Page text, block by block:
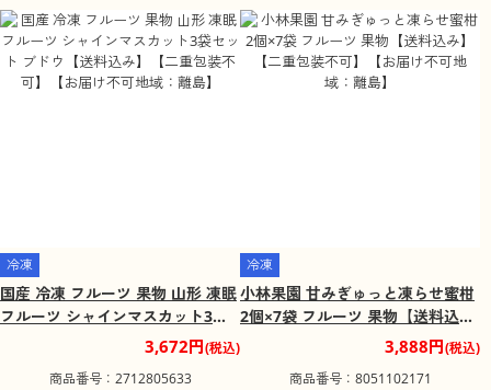
冷凍
国産 冷凍 フルーツ 果物 山形 凍眠
フルーツ シャインマスカット3袋
セット ブドウ【送料込み】【二重
包装不可】【お届け不可地域：離
3,672円(税込)
商品番号：2712805633
冷凍
小林果園 甘みぎゅっと凍らせ蜜柑
2個×7袋 フルーツ 果物【送料込
み】【二重包装不可】【お届け不
3,888円(税込)
商品番号：8051102171